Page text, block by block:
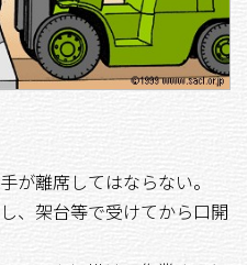
が離席してはならない。
、架台等で受けてから口開